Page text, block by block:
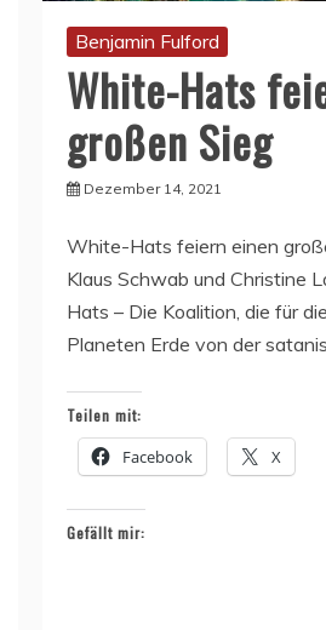
Benjamin Fulford
White-Hats
großen Sieg
Dezember 14, 2021
White-Hats feiern einen
Klaus Schwab und Christine
Hats – Die Koalition, die für
Planeten Erde von der
Teilen mit:
Facebook X
Gefällt mir: